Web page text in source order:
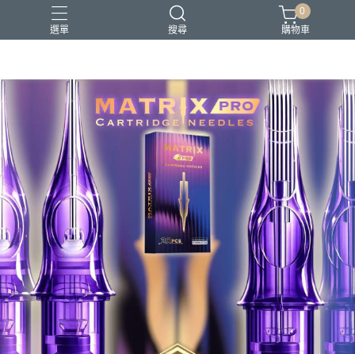
選單 搜尋
0
購物車